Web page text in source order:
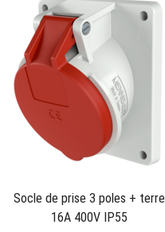
Socle de prise 3 poles + terre
16A 400V IP55